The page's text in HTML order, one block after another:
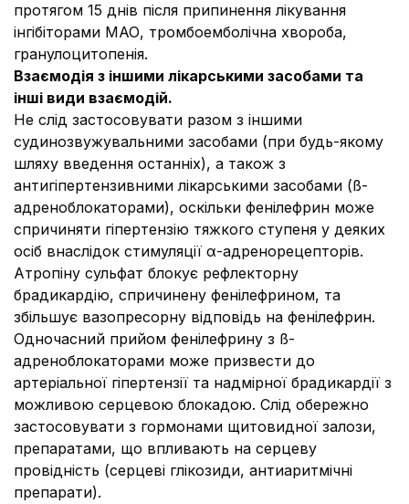
протягом 15 днів після припинення лікування
інгібіторами МАО, тромбоемболічна хвороба,
гранулоцитопенія.
Взаємодія з іншими лікарськими засобами та
інші види взаємодій.
Не слід застосовувати разом з іншими
судинозвужувальними засобами (при будь-якому
шляху введення останніх), а також з
антигіпертензивними лікарськими засобами (ß-
адреноблокаторами), оскільки фенілефрин може
спричиняти гіпертензію тяжкого ступеня у деяких
осіб внаслідок стимуляції α-адренорецепторів.
Атропіну сульфат блокує рефлекторну
брадикардію, спричинену фенілефрином, та
збільшує вазопресорну відповідь на фенілефрин.
Одночасний прийом фенілефрину з ß-
адреноблокаторами може призвести до
артеріальної гіпертензії та надмірної брадикардії з
можливою серцевою блокадою. Слід обережно
застосовувати з гормонами щитовидної залози,
препаратами, що впливають на серцеву
провідність (серцеві глікозиди, антиаритмічні
препарати).